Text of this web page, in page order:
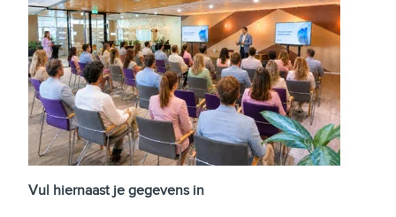
Vul hiernaast je gegevens in